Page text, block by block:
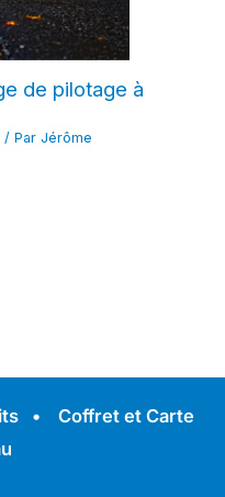
de pilotage à
/ ParJérôme
• Coffret et Carte